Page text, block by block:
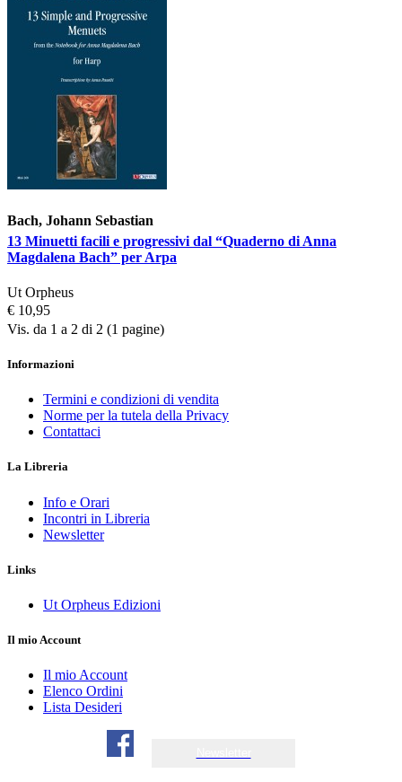
Bach, Johann Sebastian
13 Minuetti facili e progressivi dal “Quaderno di Anna
Magdalena Bach” per Arpa
Ut Orpheus
€ 10,95
Vis. da 1 a 2 di 2 (1 pagine)
Informazioni
Termini e condizioni di vendita
Norme per la tutela della Privacy
Contattaci
La Libreria
Info e Orari
Incontri in Libreria
Newsletter
Links
Ut Orpheus Edizioni
Il mio Account
Il mio Account
Elenco Ordini
Lista Desideri